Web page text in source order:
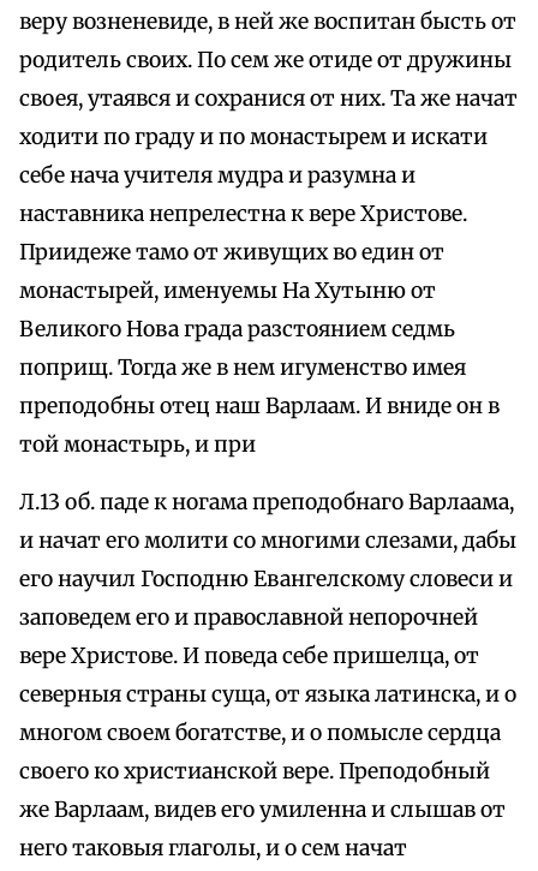
веру возненевиде, в ней же воспитан бысть от
родитель своих. По сем же отиде от дружины
своея, утаявся и сохранися от них. Та же начат
ходити по граду и по монастырем и искати
себе нача учителя мудра и разумна и
наставника непрелестна к вере Христове.
Приидеже тамо от живущих во един от
монастырей, именуемы На Хутыню от
Великого Нова града разстоянием седмь
поприщ. Тогда же в нем игуменство имея
преподобны отец наш Варлаам. И вниде он в
той монастырь, и при
Л.13 об. паде к ногама преподобнаго Варлаама,
и начат его молити со многими слезами, дабы
его научил Господню Евангелскому словеси и
заповедем его и православной непорочней
вере Христове. И поведа себе пришелца, от
северныя страны суща, от языка латинска, и о
многом своем богатстве, и о помысле сердца
своего ко христианской вере. Преподобный
же Варлаам, видев его умиленна и слышав от
него таковыя глаголы, и о сем начат